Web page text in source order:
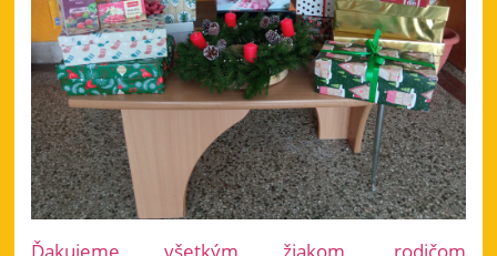
Ďakujeme všetkým žiakom, rodičom